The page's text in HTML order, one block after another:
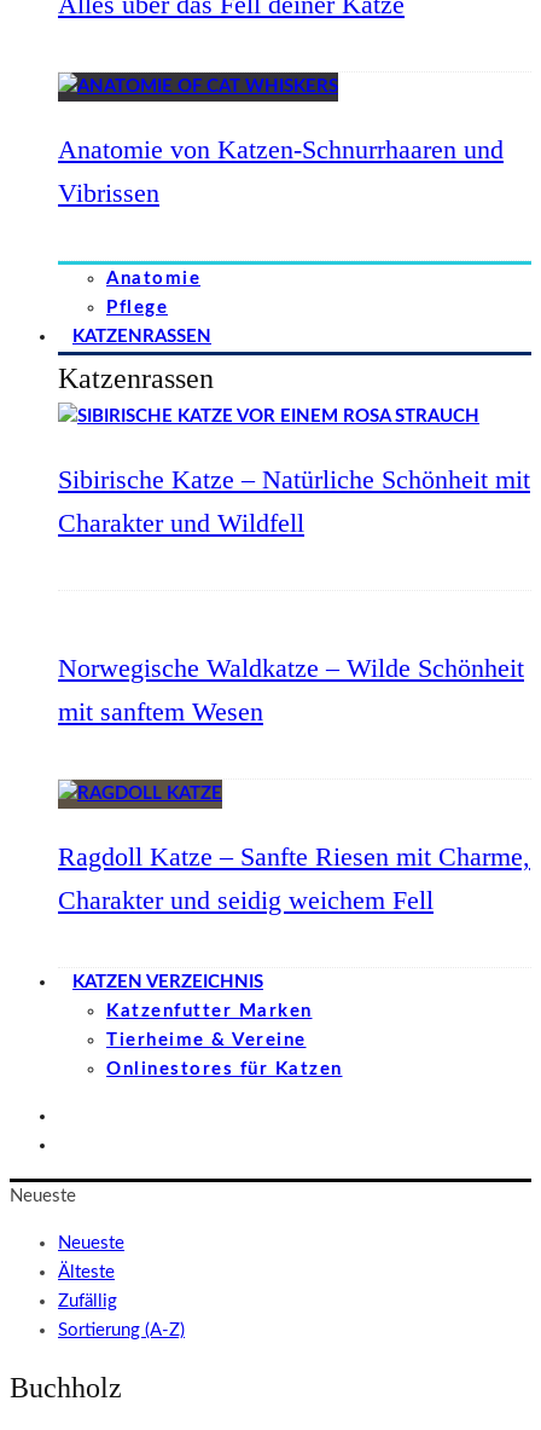
Anatomie von Katzen-Schnurrhaaren und
Vibrissen
Anatomie
Pflege
KATZENRASSEN
Katzenrassen
Sibirische Katze – Natürliche Schönheit mit
Charakter und Wildfell
Norwegische Waldkatze – Wilde Schönheit
mit sanftem Wesen
Ragdoll Katze – Sanfte Riesen mit Charme,
Charakter und seidig weichem Fell
KATZEN VERZEICHNIS
Katzenfutter Marken
Tierheime & Vereine
Onlinestores für Katzen
Neueste
Neueste
Älteste
Zufällig
Sortierung (A-Z)
Buchholz